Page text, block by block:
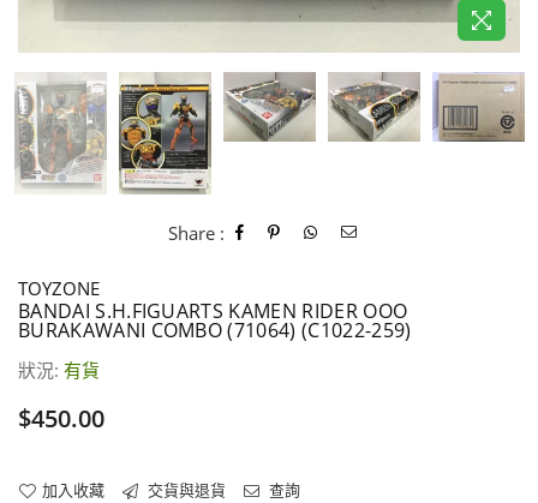
Share :
TOYZONE
BANDAI S.H.FIGUARTS KAMEN RIDER OOO
BURAKAWANI COMBO (71064) (C1022-259)
狀況: 有貨
價
$450.00
加入收藏 交貨與退貨 查詢